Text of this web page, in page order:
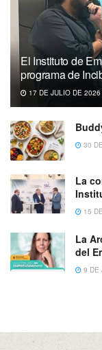
El Instituto de
programa de
17 DE JULIO DE 2026
30
La
15
La
del
9 DE